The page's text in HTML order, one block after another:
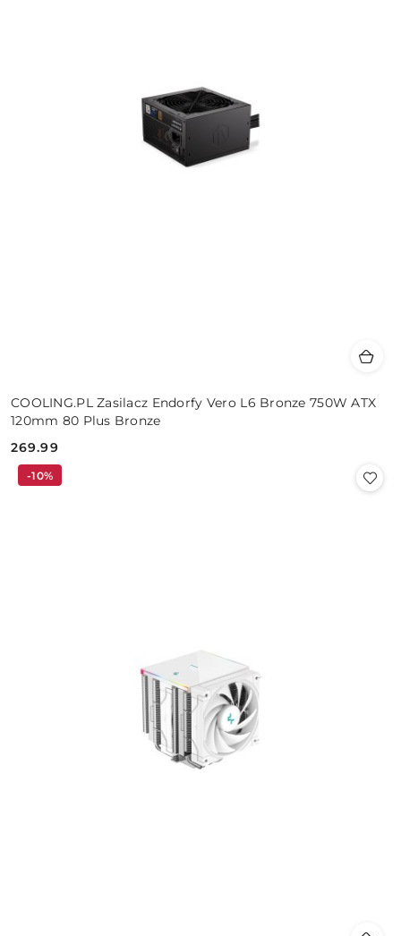
COOLING.PL Zasilacz Endorfy Vero L6 Bronze 750W ATX
120mm 80 Plus Bronze
Cena:
269.99
-10%